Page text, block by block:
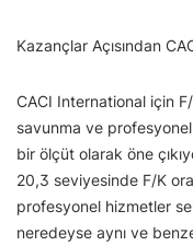
Kazançlar Açısından
CACI International için
savunma ve
bir ölçüt olarak öne
20,3 seviyesinde F/K
profesyonel hizmetler
neredeyse aynı ve